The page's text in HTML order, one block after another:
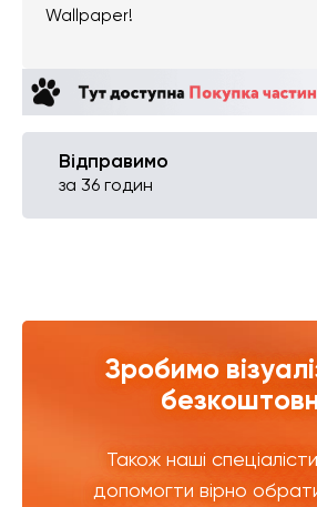
Wallpaper!
Відправимо
за 36 годин
Зробимо
Також наші
допомогти вірно